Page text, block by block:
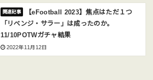
【eFootball 2023】焦点はただ１つ
「リベンジ・サラー」は成ったのか。
11/10POTWガチャ結果
2022年11月12日